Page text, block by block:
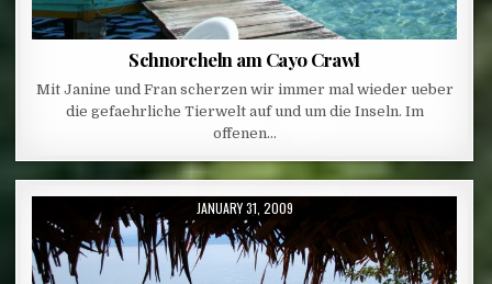
Schnorcheln am Cayo Crawl
Mit Janine und Fran scherzen wir immer mal wieder ueber
die gefaehrliche Tierwelt auf und um die Inseln. Im
offenen…
PUBLISHED DATE:
JANUARY 31, 2009